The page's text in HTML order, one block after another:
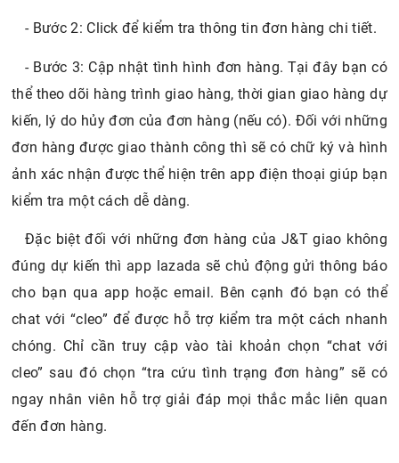
- Bước 2: Click để kiểm tra thông tin đơn hàng chi tiết.
- Bước 3: Cập nhật tình hình đơn hàng. Tại đây bạn có
thể theo dõi hàng trình giao hàng, thời gian giao hàng dự
kiến, lý do hủy đơn của đơn hàng (nếu có). Đối với những
đơn hàng được giao thành công thì sẽ có chữ ký và hình
ảnh xác nhận được thể hiện trên app điện thoại giúp bạn
kiểm tra một cách dễ dàng.
Đặc biệt đối với những đơn hàng của J&T giao không
đúng dự kiến thì app lazada sẽ chủ động gửi thông báo
cho bạn qua app hoặc email. Bên cạnh đó bạn có thể
chat với “cleo” để được hỗ trợ kiểm tra một cách nhanh
chóng. Chỉ cần truy cập vào tài khoản chọn “chat với
cleo” sau đó chọn “tra cứu tình trạng đơn hàng” sẽ có
ngay nhân viên hỗ trợ giải đáp mọi thắc mắc liên quan
đến đơn hàng.